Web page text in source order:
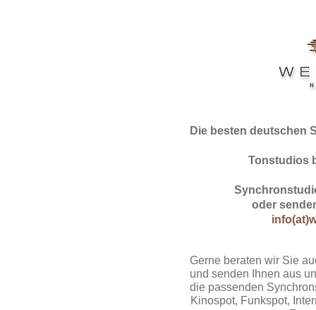
Die besten deutschen
Tonstudios
oder
Gerne beraten wir Sie
und senden Ihnen aus
die passenden
Kinospot, Funkspot,